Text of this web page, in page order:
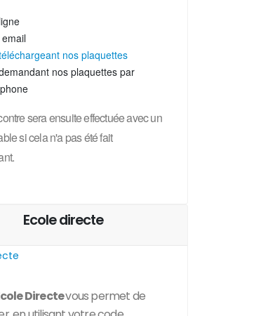
nos plaquettes
nos plaquettes par
sera ensuite effectuée avec un
si cela n'a pas été fait
Ecole directe
Directevous permet de